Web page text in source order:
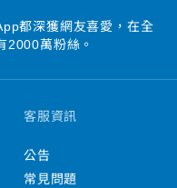
都深獲網友喜愛，在全
2000萬粉絲。
客服資訊
公告
常見問題